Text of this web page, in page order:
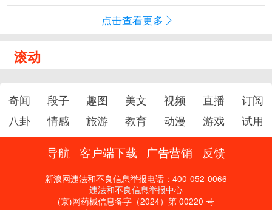
点击查看更多
滚动
奇闻 段子 趣图 美文 视频 直播
订阅
八卦
情感 旅游 教育 动漫 游戏 试用
导航 客户端下载 广告营销 反馈
新浪网违法和不良信息举报电话：400-052-0066
违法和不良信息举报中心
(京)网药械信息备字（2024）第 00220 号